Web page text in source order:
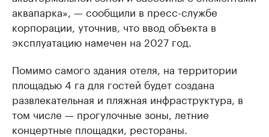
аквапарка», — сообщили в пресс-службе
корпорации, уточнив, что ввод объекта в
эксплуатацию намечен на 2027 год.
Помимо самого здания отеля, на территории
площадью 4 га для гостей будет создана
развлекательная и пляжная инфраструктура, в
том числе — прогулочные зоны, летние
концертные площадки, рестораны.